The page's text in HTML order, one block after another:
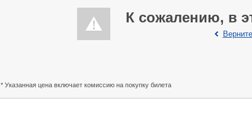
К сожалению, в
* Указанная цена включает комиссию на покупку билета